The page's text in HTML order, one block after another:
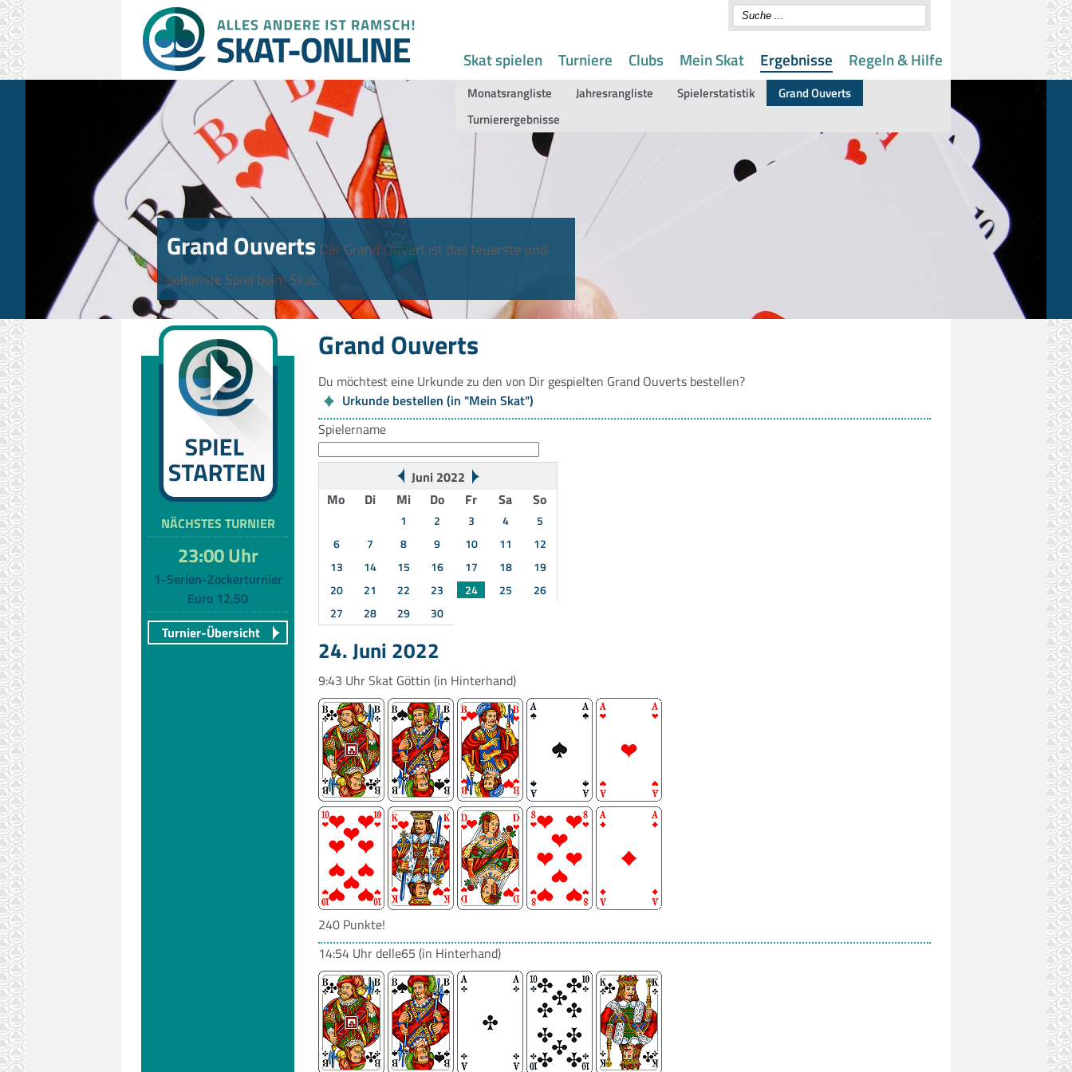
Skat spielen Turniere Clubs Mein Skat Ergebnisse
Monatsrangliste Jahresrangliste Spielerstatistik
Grand Ouverts
Turnierergebnisse
Regeln & Hilfe
Grand Ouverts Der Grand Ouvert ist das teuerste und
seltenste Spiel beim Skat.
NÄCHSTES TURNIER
23:00 Uhr
1-Serien-Zockerturnier
Euro 12,50
Turnier-Übersicht
Grand Ouverts
Du möchtest eine Urkunde zu den von Dir gespielten Grand Ouverts bestellen?
Urkunde bestellen (in "Mein Skat")
Spielername
Juni 2022
Mo
Di Mi Do Fr Sa So
1 2 3 4
5
6
7 8 9 10 11
12
13
14 15 16 17 18
19
20
21 22 23 24 25
26
27
28 29 30
24. Juni 2022
9:43 UhrSkat Göttin (in Hinterhand)
240 Punkte!
14:54 Uhrdelle65 (in Hinterhand)